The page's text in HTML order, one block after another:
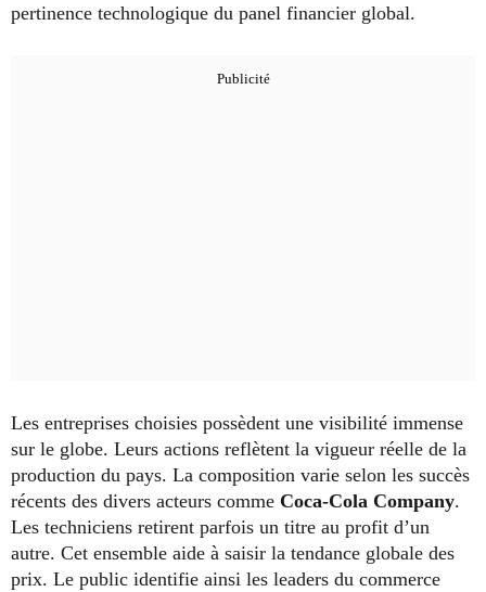
pertinence technologique du panel financier global.
Les entreprises choisies possèdent une visibilité immense
sur le globe. Leurs actions reflètent la vigueur réelle de la
production du pays. La composition varie selon les succès
récents des divers acteurs comme Coca-Cola Company.
Les techniciens retirent parfois un titre au profit d’un
autre. Cet ensemble aide à saisir la tendance globale des
prix. Le public identifie ainsi les leaders du commerce